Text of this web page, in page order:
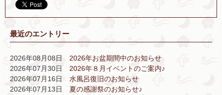
最近のエントリー
2026年08月08日 2026年お盆期間中のお知らせ
2026年07月30日 2026年８月イベントのご案内♪
2026年07月16日 水風呂復旧のお知らせ
2026年07月13日 夏の感謝祭のお知らせ♪